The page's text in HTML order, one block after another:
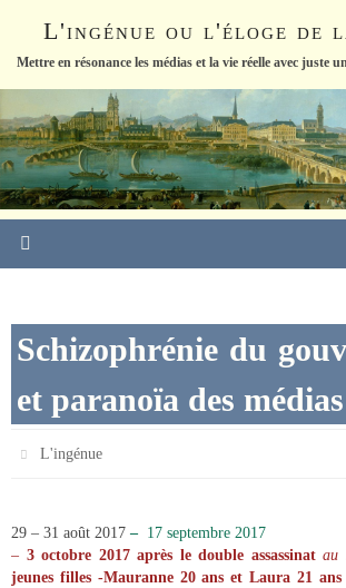
L'ingénue ou l'éloge de
Mettre en résonance les médias et la vie réelle avec juste
Schizophrénie du
et paranoïa des
L'ingénue
29 – 31 août 2017 – 17 septembre 2017
– 3 octobre 2017 après le double assassinat au
jeunes filles -Mauranne 20 ans et Laura 21 ans